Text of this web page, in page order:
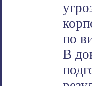
по
В